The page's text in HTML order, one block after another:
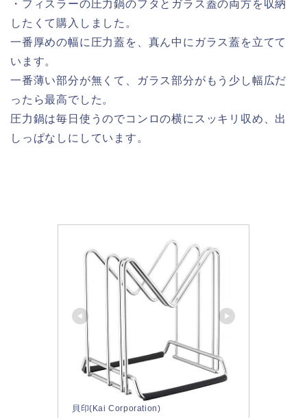
・フィスラーの圧力鍋のフタとガラス蓋の両方を収納
したくて購入しました。
一番厚めの幅に圧力蓋を、真ん中にガラス蓋を立てて
います。
一番薄い部分が無くて、ガラス部分がもう少し幅広だ
ったら最高でした。
圧力鍋は毎日使うのでコンロの横にスッキリ収め、出
しっぱなしにしています。
貝印(Kai Corporation)